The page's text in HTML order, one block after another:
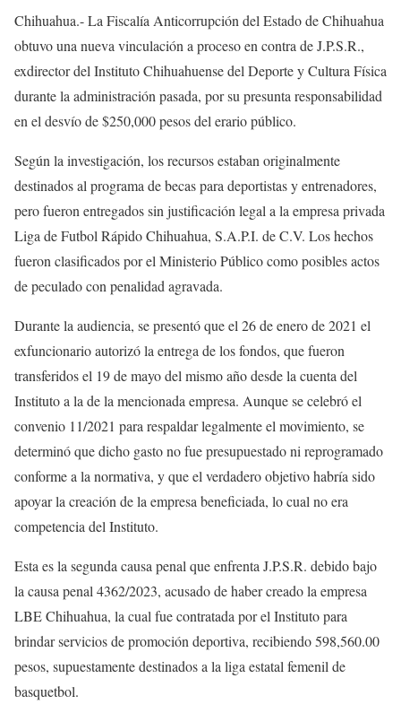
Chihuahua.- La Fiscalía Anticorrupción del Estado de Chihuahua
obtuvo una nueva vinculación a proceso en contra de J.P.S.R.,
exdirector del Instituto Chihuahuense del Deporte y Cultura Física
durante la administración pasada, por su presunta responsabilidad
en el desvío de $250,000 pesos del erario público.
Según la investigación, los recursos estaban originalmente
destinados al programa de becas para deportistas y entrenadores,
pero fueron entregados sin justificación legal a la empresa privada
Liga de Futbol Rápido Chihuahua, S.A.P.I. de C.V. Los hechos
fueron clasificados por el Ministerio Público como posibles actos
de peculado con penalidad agravada.
Durante la audiencia, se presentó que el 26 de enero de 2021 el
exfuncionario autorizó la entrega de los fondos, que fueron
transferidos el 19 de mayo del mismo año desde la cuenta del
Instituto a la de la mencionada empresa. Aunque se celebró el
convenio 11/2021 para respaldar legalmente el movimiento, se
determinó que dicho gasto no fue presupuestado ni reprogramado
conforme a la normativa, y que el verdadero objetivo habría sido
apoyar la creación de la empresa beneficiada, lo cual no era
competencia del Instituto.
Esta es la segunda causa penal que enfrenta J.P.S.R. debido bajo
la causa penal 4362/2023, acusado de haber creado la empresa
LBE Chihuahua, la cual fue contratada por el Instituto para
brindar servicios de promoción deportiva, recibiendo 598,560.00
pesos, supuestamente destinados a la liga estatal femenil de
basquetbol.